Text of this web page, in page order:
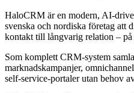
HaloCRM är en modern, AI-
svenska och nordiska företag att
kontakt till långvarig relation – på
Som komplett CRM-system
marknadskampanjer,
self-service-portaler utan behov